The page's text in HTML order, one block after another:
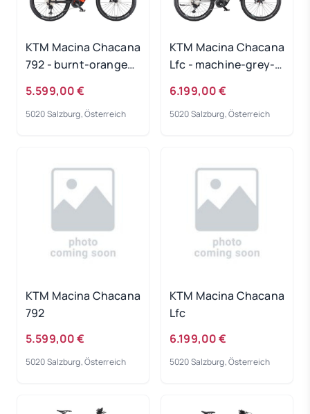
KTM Macina Chacana
792 - burnt-orange
5.599,00 €
5020 Salzburg, Österreich
KTM Macina Chacana
Lfc - machine-grey-
XL
6.199,00 €
5020 Salzburg, Österreich
KTM Macina Chacana
792
5.599,00 €
5020 Salzburg, Österreich
KTM Macina Chacana
Lfc
6.199,00 €
5020 Salzburg, Österreich